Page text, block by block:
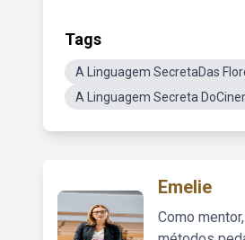
Tags
A Linguagem SecretaDas
A Linguagem Secreta
Emelie
Como